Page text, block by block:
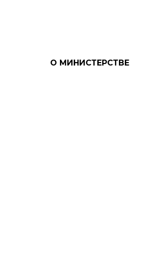
О МИНИСТЕРСТВЕ